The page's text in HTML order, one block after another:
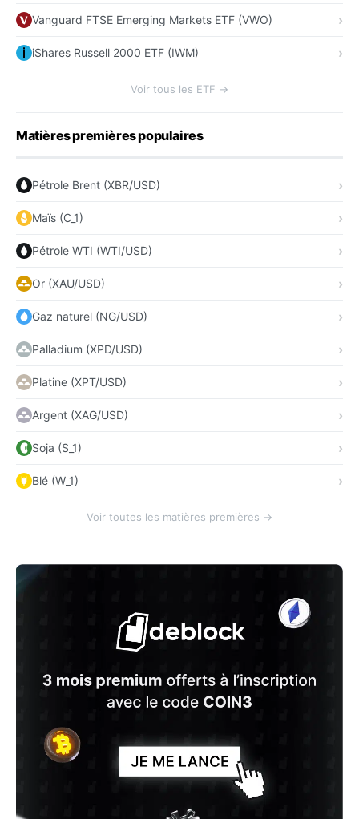
Vanguard FTSE Emerging Markets ETF (VWO)
iShares Russell 2000 ETF (IWM)
Voir tous les ETF →
Matières premières populaires
Pétrole Brent (XBR/USD)
Maïs (C_1)
Pétrole WTI (WTI/USD)
Or (XAU/USD)
Gaz naturel (NG/USD)
Palladium (XPD/USD)
Platine (XPT/USD)
Argent (XAG/USD)
Soja (S_1)
Blé (W_1)
Voir toutes les matières premières →